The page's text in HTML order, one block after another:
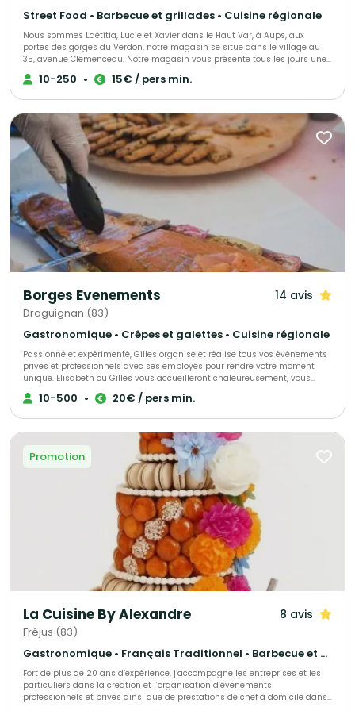
Street Food • Barbecue et grillades • Cuisine régionale
Nous sommes Laétitia, Lucie et Xavier dans le Haut Var, à Aups, aux
portes des gorges du Verdon, notre magasin se situe dans le village au
35, avenue Clémenceau. Notre magasin vous présente tous les jours une
gamme de plats à emporter de l'entrée au dessert, nous vous proposons
également nos services pour toutes vos réceptions, mariages, cocktails,
10-250 • 15€ / pers min.
Borges Evenements 14 avis
Draguignan (83)
Gastronomique • Crêpes et galettes • Cuisine régionale
Passionné et expérimenté, Gilles organise et réalise tous vos événements
privés et professionnels avec ses employés pour rendre votre moment
unique. Elisabeth ou Gilles vous accueilleront chaleureusement, vous
proposant conseils et aides pour vous permettre de rendre ce jour parfait.
Tout est personnalisable afin que votre réception soit un succès.
10-500 • 20€ / pers min.
Promotion
La Cuisine By Alexandre 8 avis
Fréjus (83)
Gastronomique • Français Traditionnel • Barbecue et grillades
Fort de plus de 20 ans d’expérience, j’accompagne les entreprises et les
particuliers dans la création et l’organisation d’événements
professionnels et privés ainsi que de prestations de chef à domicile dans